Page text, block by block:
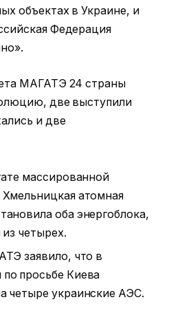
объектах в Украине, и
Федерация
МАГАТЭ 24 страны
две выступили
и две
массированной
атомная
оба энергоблока,
четырех.
заявило, что в
просьбе Киева
четыре украинские АЭС.